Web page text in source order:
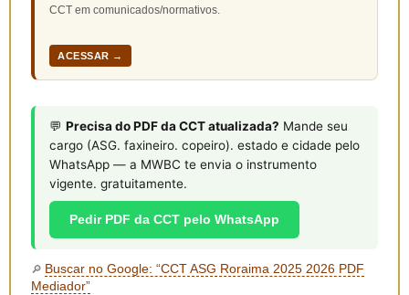
CCT em comunicados/normativos.
ACESSAR →
💬 Precisa do PDF da CCT atualizada? Mande seu
cargo (ASG. faxineiro. copeiro). estado e cidade pelo
WhatsApp — a MWBC te envia o instrumento
vigente. gratuitamente.
Pedir PDF da CCT pelo WhatsApp
🔎 Buscar no Google: “CCT ASG Roraima 2025 2026 PDF
Mediador”